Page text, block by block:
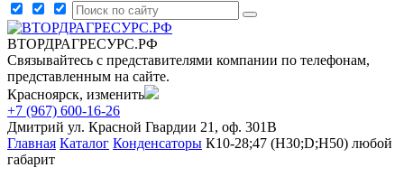
ВТОРДРАГРЕСУРС.РФ
Связывайтесь с представителями компании по телефонам,
представленным на сайте.
Красноярск, изменить
+7 (967) 600-16-26
Дмитрий ул. Красной Гвардии 21, оф. 301В
Главная Каталог Конденсаторы К10-28;47 (Н30;D;Н50) любой
габарит